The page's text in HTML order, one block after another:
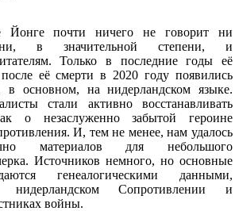
почти ничего не говорит ни
ни, в значительной степени, и
Только в последние годы её
её смерти в 2020 году появились
основном, на нидерландском языке.
стали активно восстанавливать
о незаслуженно забытой героине
И, тем не менее, нам удалось
материалов для небольшого
Источников немного, но основные
генеалогическими данными,
Сопротивлении и
войны.